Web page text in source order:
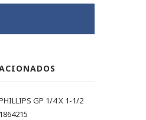
GP 1/4 X 1-1/2